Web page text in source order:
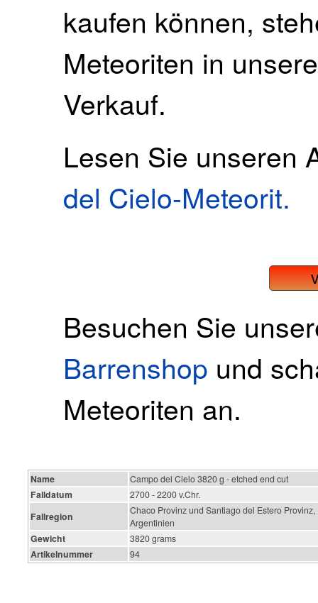
kaufen können,
Meteoriten in
Verkauf.
Lesen Sie unseren
del Cielo-Meteorit.
Besuchen Sie
Barrenshop und
Meteoriten an.
Name Campo del Cielo 3820 g - etched end cut
Falldatum 2700 - 2200 v.Chr.
Fallregion
Chaco Provinz und Santiago del Estero Provinz,
Argentinien
Gewicht 3820 grams
Artikelnummer 94